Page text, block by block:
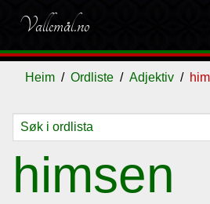
Vallemål.no
Heim Ordliste Adjektiv
himsen
Ordliste
Om